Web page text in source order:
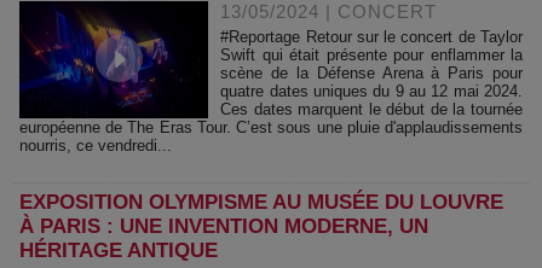
13/05/2024 | CONCERT
#Reportage Retour sur le concert de Taylor
Swift qui était présente pour enflammer la
scène de la Défense Arena à Paris pour
quatre dates uniques du 9 au 12 mai 2024.
Ces dates marquent le début de la tournée
européenne de The Eras Tour. C’est sous une pluie d'applaudissements
nourris, ce vendredi...
EXPOSITION OLYMPISME AU MUSÉE DU LOUVRE
À PARIS : UNE INVENTION MODERNE, UN
HÉRITAGE ANTIQUE